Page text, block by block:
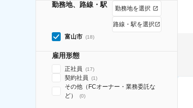
勤務地、路線・駅 勤務地を選択
路線・駅を選択
富山市 (18)
雇用形態
正社員 (17)
契約社員 (1)
その他（FCオーナー・業務委託な
ど）
(0)